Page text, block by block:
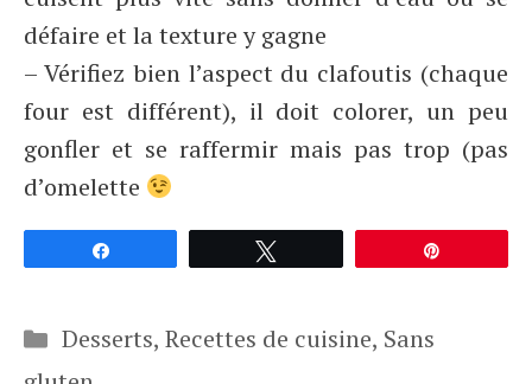
défaire et la texture y gagne
– Vérifiez bien l’aspect du clafoutis (chaque
four est différent), il doit colorer, un peu
gonfler et se raffermir mais pas trop (pas
d’omelette
Catégories
Desserts, Recettes de cuisine, Sans